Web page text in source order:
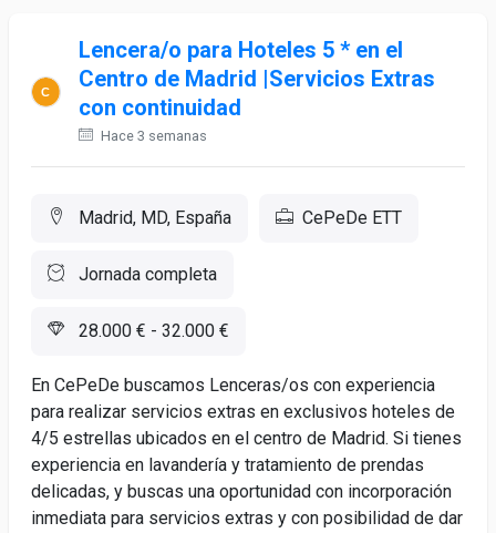
Lencera/o para Hoteles 5 * en el
Centro de Madrid |Servicios Extras
con continuidad
Hace 3 semanas
Madrid, MD, España CePeDe ETT
Jornada completa
28.000 € - 32.000 €
En CePeDe buscamos Lenceras/os con experiencia
para realizar servicios extras en exclusivos hoteles de
4/5 estrellas ubicados en el centro de Madrid. Si tienes
experiencia en lavandería y tratamiento de prendas
delicadas, y buscas una oportunidad con incorporación
inmediata para servicios extras y con posibilidad de dar